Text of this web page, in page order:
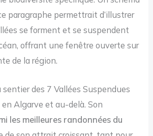
paragraphe permettrait d’illustrer
se forment et se suspendent
offrant une fenêtre ouverte sur
de la région.
sentier des 7 Vallées Suspendues
en Algarve et au-delà. Son
les meilleures randonnées du